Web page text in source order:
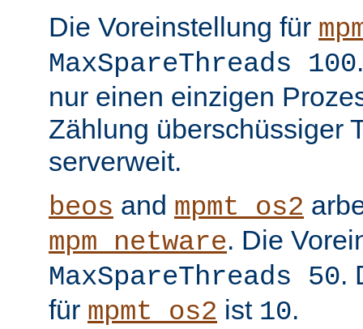
Die Voreinstellung für
MaxSpareThreads 100
nur einen einzigen
Zählung überschüssiger
serverweit.
beos and mpmt_os2
mpm_netware. Die
MaxSpareThreads 50.
für mpmt_os2 ist 10.